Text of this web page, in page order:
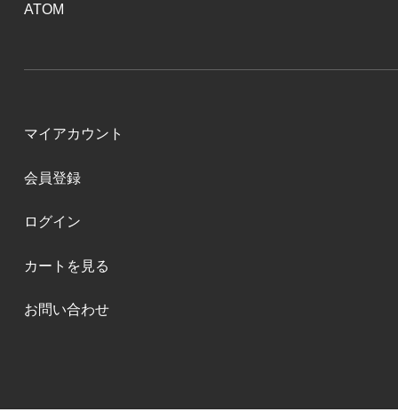
ATOM
マイアカウント
会員登録
ログイン
カートを見る
お問い合わせ